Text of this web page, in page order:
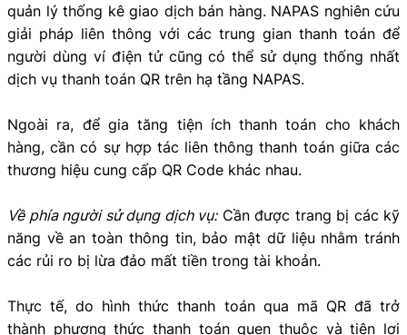
quản lý thống kê giao dịch bán hàng. NAPAS nghiên cứu
giải pháp liên thông với các trung gian thanh toán để
người dùng ví điện tử cũng có thể sử dụng thống nhất
dịch vụ thanh toán QR trên hạ tầng NAPAS.
Ngoài ra, để gia tăng tiện ích thanh toán cho khách
hàng, cần có sự hợp tác liên thông thanh toán giữa các
thương hiệu cung cấp QR Code khác nhau.
Về phía người sử dụng dịch vụ:Cần được trang bị các kỹ
năng về an toàn thông tin, bảo mật dữ liệu nhằm tránh
các rủi ro bị lừa đảo mất tiền trong tài khoản.
Thực tế, do hình thức thanh toán qua mã QR đã trở
thành phương thức thanh toán quen thuộc và tiện lợi